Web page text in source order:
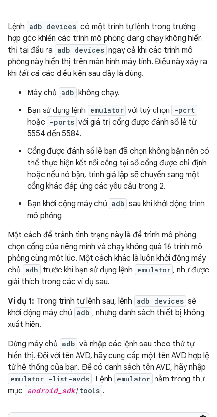
Lệnh adb devices có một trình tự lệnh trong trường
hợp góc khiến các trình mô phỏng đang chạy không hiển
thị tại đầu ra adb devices ngay cả khi các trình mô
phỏng này hiển thị trên màn hình máy tính. Điều này xảy ra
khi tất cả các điều kiện sau đây là đúng.
Máy chủ adb không chạy.
Bạn sử dụng lệnh emulator với tuỳ chọn -port
hoặc -ports với giá trị cổng được đánh số lẻ từ
5554 đến 5584.
Cổng được đánh số lẻ bạn đã chọn không bận nên có
thể thực hiện kết nối cổng tại số cổng được chỉ định
hoặc nếu nó bận, trình giả lập sẽ chuyển sang một
cổng khác đáp ứng các yêu cầu trong 2.
Bạn khởi động máy chủ adb sau khi khởi động trình
mô phỏng
Một cách để tránh tình trạng này là để trình mô phỏng
chọn cổng của riêng mình và chạy không quá 16 trình mô
phỏng cùng một lúc. Một cách khác là luôn khởi động máy
chủ adb trước khi bạn sử dụng lệnh emulator , như được
giải thích trong các ví dụ sau.
Ví dụ 1: Trong trình tự lệnh sau, lệnh adb devices sẽ
khởi động máy chủ adb , nhưng danh sách thiết bị không
xuất hiện.
Dừng máy chủ adb và nhập các lệnh sau theo thứ tự
hiển thị. Đối với tên AVD, hãy cung cấp một tên AVD hợp lệ
từ hệ thống của bạn. Để có danh sách tên AVD, hãy nhập
emulator -list-avds . Lệnh emulator nằm trong thư
mục android_sdk/tools .